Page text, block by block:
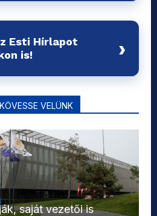
Esti Hírlapot
is!
›
VELÜNK
saját vezetői is